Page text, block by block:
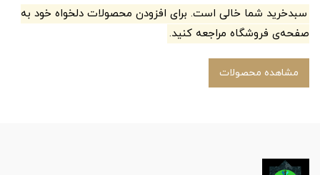
سبدخرید شما خالی است. برای افزودن محصولات دلخواه خود به
صفحه‌ی فروشگاه مراجعه کنید.
مشاهده محصولات